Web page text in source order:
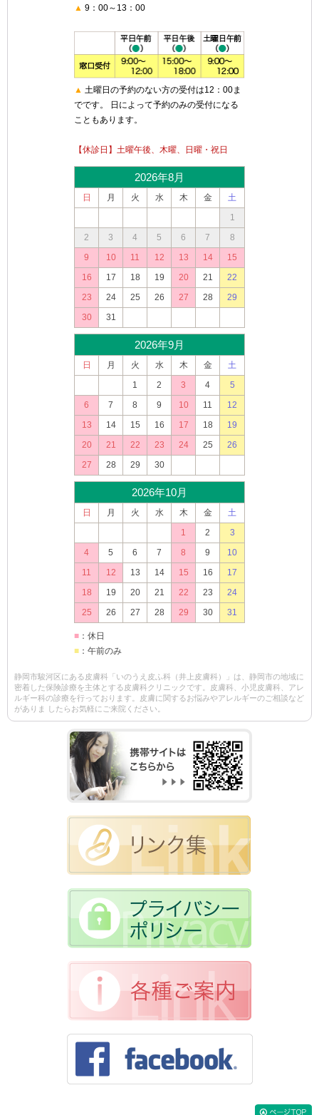
▲ 9：00～13：00
▲ 土曜日の予約のない方の受付は12：00ま
でです。 日によって予約のみの受付になる
こともあります。
【休診日】土曜午後、木曜、日曜・祝日
2026年8月
日 月 火 水 木 金
土
1
2
3 4 5 6 7
8
9
10 11 12 13 14
15
16
17 18 19 20 21
22
23
24 25 26 27 28
29
30
31
2026年9月
日 月 火 水 木 金
土
1
2 3 4
5
6
7 8 9 10 11
12
13
14 15 16 17 18
19
20
21 22 23 24 25
26
27
28 29 30
2026年10月
日 月 火 水 木 金
土
1
2
3
4
5 6 7 8 9
10
11
12 13 14 15 16
17
18
19 20 21 22 23
24
25
26 27 28 29 30 31
■ ：休日
■ ：午前のみ
静岡市駿河区にある皮膚科「いのうえ皮ふ科（井上皮膚科）」は、静岡市の地域に
密着した保険診療を主体とする皮膚科クリニックです。皮膚科、小児皮膚科、アレ
ルギー科の診療を行っております。皮膚に関するお悩みやアレルギーのご相談など
がありま したらお気軽にご来院ください。